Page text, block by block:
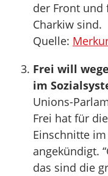
der Front und
Charkiw sind.
Quelle:
Frei will
im
Unions-
Frei hat für
Einschnitte
angekündigt.
das sind die